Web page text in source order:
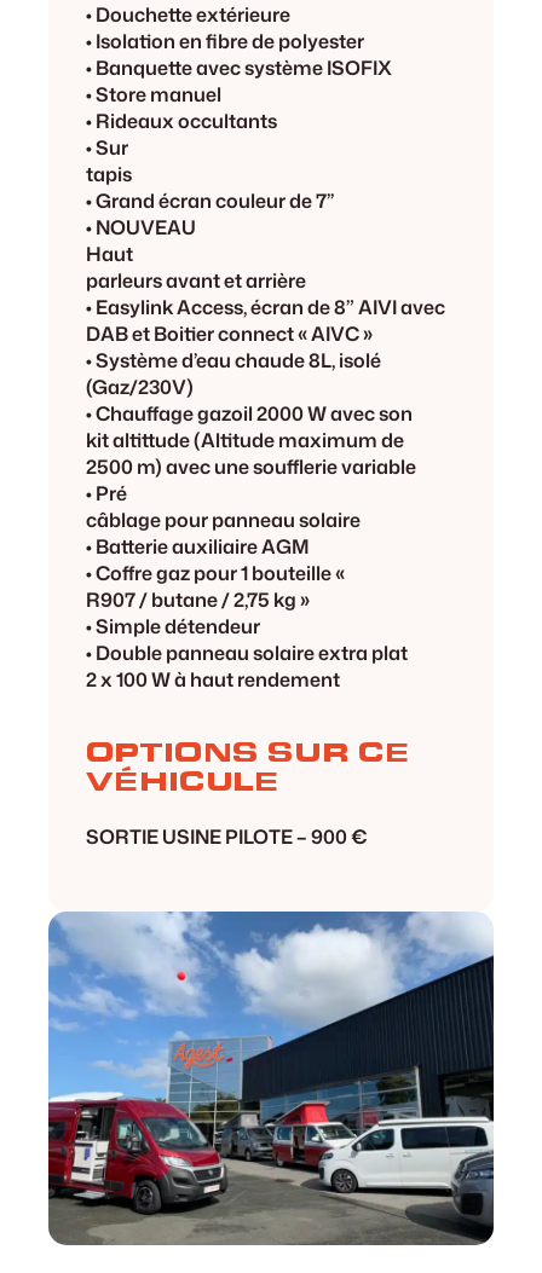
• Douchette extérieure
• Isolation en fibre de polyester
• Banquette avec système ISOFIX
• Store manuel
• Rideaux occultants
• Sur
tapis
• Grand écran couleur de 7’’
• NOUVEAU
Haut
parleurs avant et arrière
• Easylink Access, écran de 8” AIVI avec
DAB et Boitier connect « AIVC »
• Système d’eau chaude 8L, isolé
(Gaz/230V)
• Chauffage gazoil 2000 W avec son
kit altittude (Altitude maximum de
2500 m) avec une soufflerie variable
• Pré
câblage pour panneau solaire
• Batterie auxiliaire AGM
• Coffre gaz pour 1 bouteille «
R907 / butane / 2,75 kg »
• Simple détendeur
• Double panneau solaire extra plat
2 x 100 W à haut rendement
OPTIONS SUR CE
VÉHICULE
SORTIE USINE PILOTE –900 €